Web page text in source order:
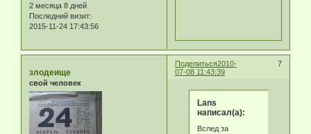
2 месяца 8 дней
Последний визит:
2015-11-24 17:43:56
Поделиться 7
2010-
07-08 11:43:39
злодеище
свой человек
Lans
написал(а):
Вслед за